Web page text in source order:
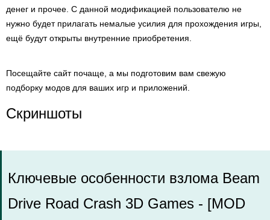
денег и прочее. С данной модификацией пользователю не
нужно будет прилагать немалые усилия для прохождения игры,
ещё будут открыты внутренние приобретения.
Посещайте сайт почаще, а мы подготовим вам свежую
подборку модов для ваших игр и приложений.
Скриншоты
Ключевые особенности взлома Beam
Drive Road Crash 3D Games - [MOD